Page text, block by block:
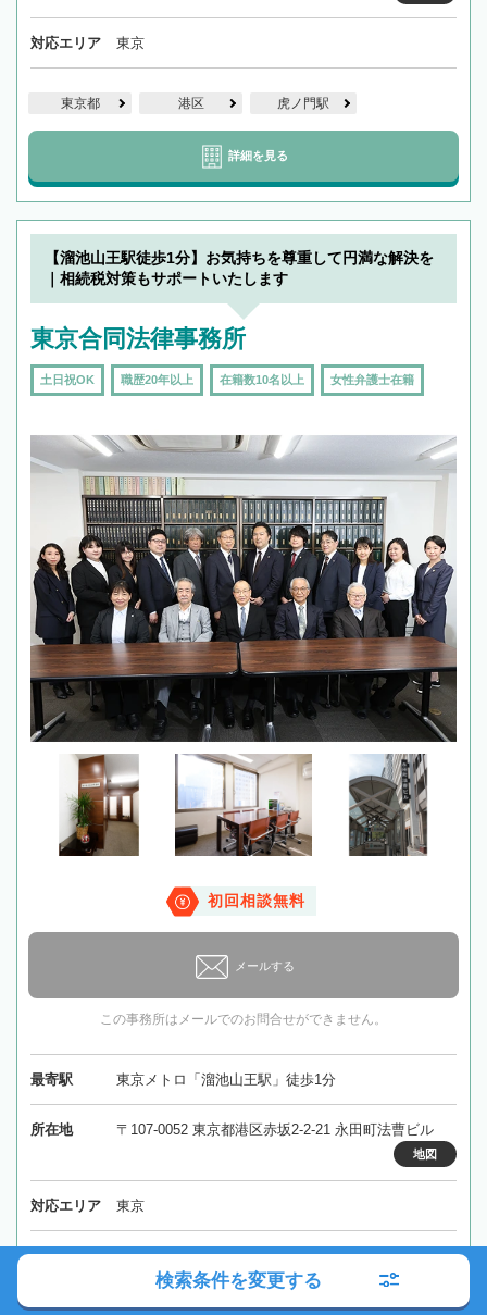
対応エリア 東京
東京都 港区 虎ノ門駅
詳細を見る
【溜池山王駅徒歩1分】お気持ちを尊重して円満な解決を
｜相続税対策もサポートいたします
東京合同法律事務所
土日祝OK 職歴20年以上 在籍数10名以上 女性弁護士在籍
初回相談無料
メールする
この事務所はメールでのお問合せができません。
最寄駅 東京メトロ「溜池山王駅」徒歩1分
所在地 〒107-0052 東京都港区赤坂2-2-21 永田町法曹ビル
地図
対応エリア 東京
検索条件を変更する